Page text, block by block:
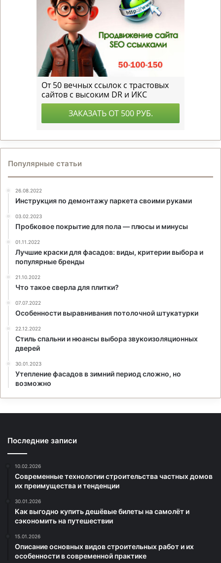
Популярные статьи
26.08.2022
Инструкция по демонтажу паркета своими руками
03.02.2023
Пробковое покрытие для пола — плюсы и минусы
01.11.2022
Лучшие краски для фасадов: виды, критерии выбора и
популярные бренды
21.10.2022
Что такое сверла для плитки?
07.07.2022
Особенности выравнивания потолочной штукатурки
22.12.2022
Стиль спальни и нюансы выбора звукоизоляционных
дверей
30.01.2023
Утепление фасадов в зимний период сложно, но
возможно
Последние записи
10.02.2026
Современные технологии строительства частных домов
их преимущества и тенденции
30.01.2026
Как выгодно купить дешёвые билеты на самолёт и
сэкономить на путешествии
15.01.2026
Описание основных видов строительных работ и их
особенности в современной практике